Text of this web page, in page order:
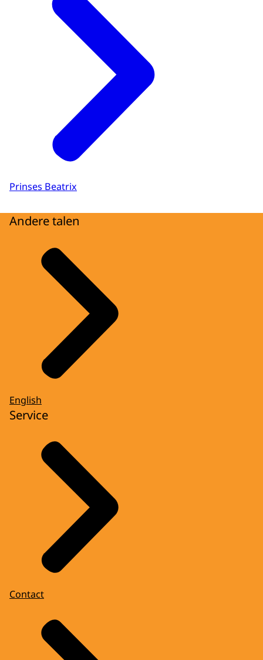
Prinses Beatrix
Andere talen
English
Service
Contact